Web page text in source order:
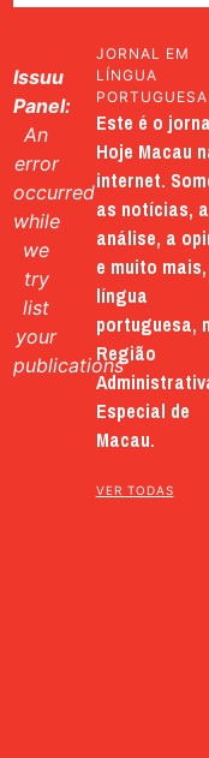
Issuu
Panel:
An
error
occurred
while
we
try
list
your
publications
JORNAL EM
LÍNGUA
PORTUGUESA
Este é o
Hoje Macau
internet.
as notícias, a
análise, a
e muito
língua
portuguesa,
Região
Especial de
Macau.
VER TODAS